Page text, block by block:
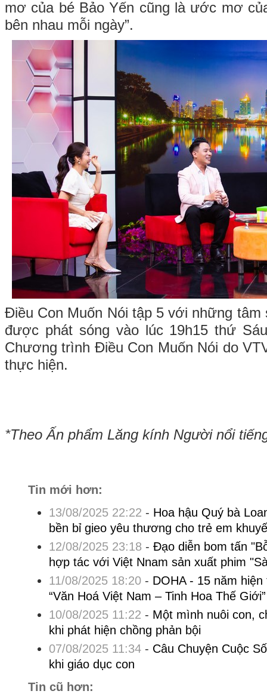
mơ của bé Bảo Yến cũng là ước mơ
bên nhau mỗi ngày”.
Điều Con Muốn Nói tập 5 với những tâm
được phát sóng vào lúc 19h15 thứ
Chương trình Điều Con Muốn Nói do
thực hiện.
*Theo Ấn phẩm Lăng kính Người nổi
Tin mới hơn:
13/08/2025 22:22 - Hoa hậu Quý bà
bền bỉ gieo yêu thương cho trẻ em
12/08/2025 23:18 - Đạo diễn bom tấn
hợp tác với Việt Nnam sản xuất phim
11/08/2025 18:20- DOHA - 15 năm
“Văn Hoá Việt Nam – Tinh Hoa Thế Giới”
10/08/2025 11:22 - Một mình nuôi con,
khi phát hiện chồng phản bội
07/08/2025 11:34- Câu Chuyện Cuộc
khi giáo dục con
Tin cũ hơn: